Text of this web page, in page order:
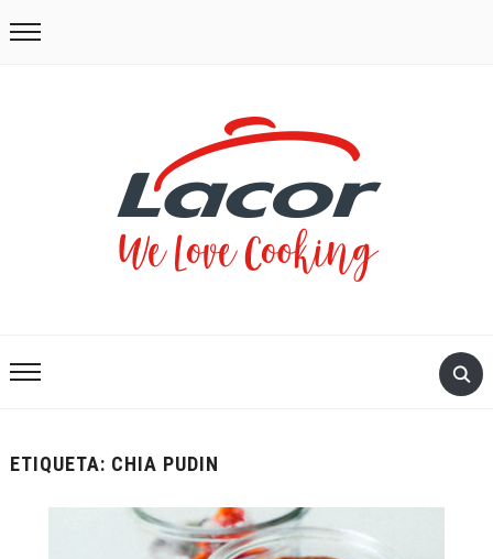
ETIQUETA: CHIA PUDIN